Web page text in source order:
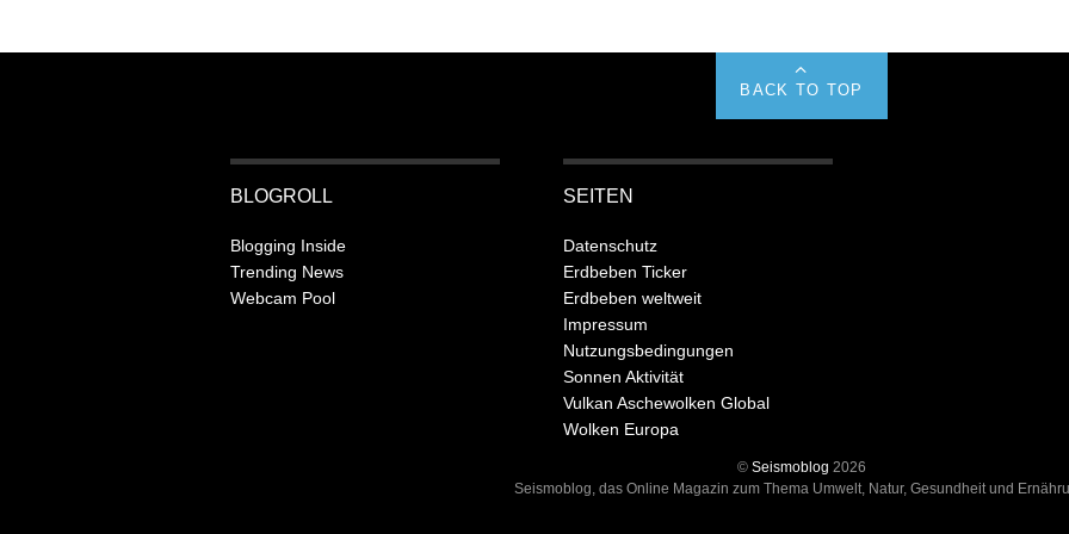
BACK TO TOP
BLOGROLL
Blogging Inside
Trending News
Webcam Pool
SEITEN
Datenschutz
Erdbeben Ticker
Erdbeben weltweit
Impressum
Nutzungsbedingungen
Sonnen Aktivität
Vulkan Aschewolken Global
Wolken Europa
© Seismoblog 2026
Seismoblog, das Online Magazin zum Thema Umwelt, Natur, Gesundheit und